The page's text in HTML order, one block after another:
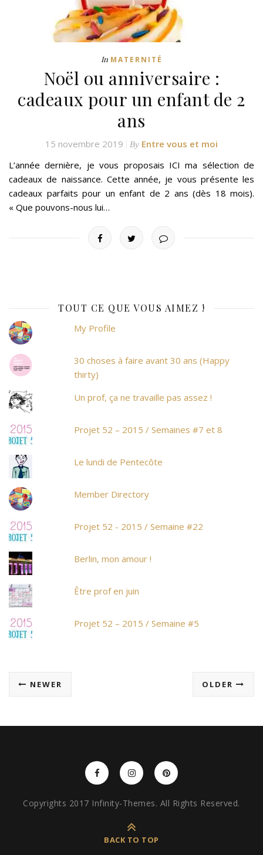
In MATERNITÉ
Noël ou anniversaire :
cadeaux pour un enfant de 2
ans
15 novembre 2019 By Entre vous et moi
L’année dernière, je vous proposais ICI ma sélection de
cadeaux de naissance. Cette année, je vous présente les
cadeaux parfaits pour un enfant de 2 ans (dès 18 mois).
« Que pouvons-nous lui…
TOUT CE QUE VOUS AIMEZ !
My Profile
30 choses à faire avant 30 ans (Happy
thirty)
Un prof, ça ne travaille pas assez !
Projet 52 – 2015 / Semaines #7 et 8
Le lundi de Pentecôte
Member Directory
Projet 52 - 2015 / Semaine #22
Berlin, mon amour !
Être prof en juin
Projet 52 – 2015 / Semaine #5
OLDER
NEWER
Copyrights 2017 Infinity-Themes. All Rights Reserved.
BACK TO TOP